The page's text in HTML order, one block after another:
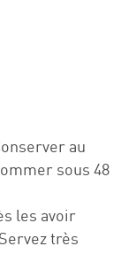
au
sous 48
les avoir
très